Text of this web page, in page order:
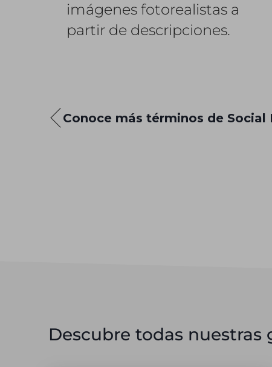
imágenes fotorealistas a
partir de descripciones.
Conoce más términos de Social
Descubre todas nuestras